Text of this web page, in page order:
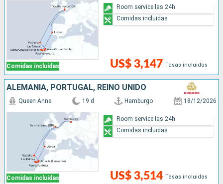
Comidas incluidas US$ 3,147 Tasas incluidas
Room service las 24h
Comidas incluidas
ALEMANIA, PORTUGAL, REINO UNIDO
Comidas incluidas
Queen Anne 19 d Hamburgo 18/12/2026
US$ 3,514 Tasas incluidas
Room service las 24h
Comidas incluidas